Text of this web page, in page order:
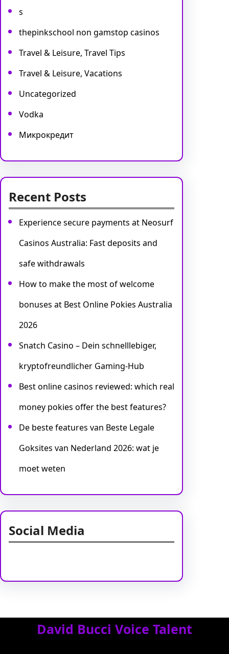
s
thepinkschool non gamstop casinos
Travel & Leisure, Travel Tips
Travel & Leisure, Vacations
Uncategorized
Vodka
Микрокредит
Recent Posts
Experience secure payments at Neosurf
Casinos Australia: Fast deposits and
safe withdrawals
How to make the most of welcome
bonuses at Best Online Pokies Australia
2026
Snatch Casino – Dein schnelllebiger,
kryptofreundlicher Gaming-Hub
Best online casinos reviewed: which real
money pokies offer the best features?
De beste features van Beste Legale
Goksites van Nederland 2026: wat je
moet weten
Social Media
David Bucci Voice Talent